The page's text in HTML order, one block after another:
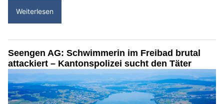
Weiterlesen
Seengen AG: Schwimmerin im Freibad brutal
attackiert – Kantonspolizei sucht den Täter